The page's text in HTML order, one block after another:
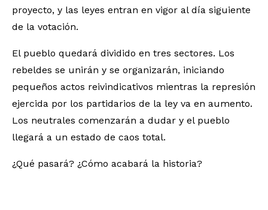
proyecto, y las leyes entran en vigor al día siguiente
de la votación.
El pueblo quedará dividido en tres sectores. Los
rebeldes se unirán y se organizarán, iniciando
pequeños actos reivindicativos mientras la represión
ejercida por los partidarios de la ley va en aumento.
Los neutrales comenzarán a dudar y el pueblo
llegará a un estado de caos total.
¿Qué pasará? ¿Cómo acabará la historia?